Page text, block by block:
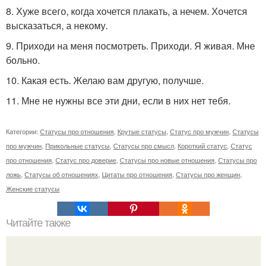
8. Хуже всего, когда хочется плакать, а нечем. Хочется
высказаться, а некому.
9. Приходи на меня посмотреть. Приходи. Я живая. Мне
больно.
10. Какая есть. Желаю вам другую, получше.
11. Мне не нужны все эти дни, если в них нет тебя.
Категории: Статусы про отношения Крутые статусы Статус про мужчин Статусы
про мужчин Прикольные статусы Статусы про смысл Короткий статус Статус
про отношения Статус про доверие Статусы про новые отношения Статусы про
ложь Статусы об отношениях Цитаты про отношения Статусы про женщин
Женские статусы
Читайте также